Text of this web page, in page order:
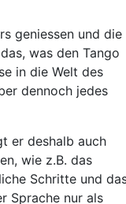
geniessen und die
was den Tango
in die Welt des
dennoch jedes
er deshalb auch
wie z.B. das
Schritte und
Sprache nur als